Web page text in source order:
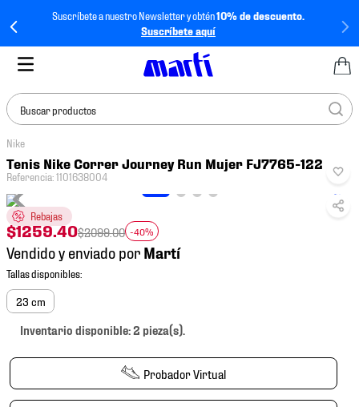
Suscríbete a nuestro Newsletter y obtén10% de descuento.
Suscríbete aquí
Buscar productos
Nike
Tenis Nike Correr Journey Run Mujer FJ7765-122
Referencia:1101638004
Rebajas
$1259.40$2099.00 -40%
Vendido y enviado por
23 cm
Inventario disponible: 2 pieza(s).
Probador Virtual
TÉRMINOS MÁS
BUSCADOS
1.
2.
tenis hombre
3.
tenis
4.
tenis futbol
5.
jersey
6.
mochila